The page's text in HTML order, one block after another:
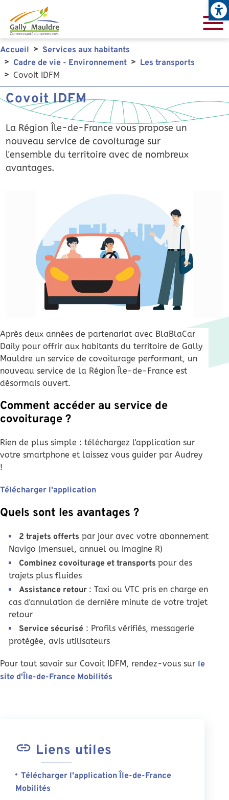
Accueil
Services aux habitants
Cadre de vie - Environnement
Les transports
Covoit IDFM
Covoit IDFM
La Région Île-de-France vous propose un
nouveau service de covoiturage sur
l'ensemble du territoire avec de nombreux
avantages.
Après deux années de partenariat avec BlaBlaCar
Daily pour offrir aux habitants du territoire de Gally
Mauldre un service de covoiturage performant, un
nouveau service de la Région Île-de-France est
désormais ouvert.
Comment accéder au service de
covoiturage ?
Rien de plus simple : téléchargez l'application sur
votre smartphone et laissez vous guider par Audrey
!
Télécharger l'application
Quels sont les avantages ?
2 trajets offerts par jour avec votre abonnement
Navigo (mensuel, annuel ou imagine R)
Combinez covoiturage et transports pour des
trajets plus fluides
Assistance retour : Taxi ou VTC pris en charge en
cas d'annulation de dernière minute de votre trajet
retour
Service sécurisé : Profils vérifiés, messagerie
protégée, avis utilisateurs
Pour tout savoir sur Covoit IDFM, rendez-vous sur le
site d'Île-de-France Mobilités
Liens utiles
Télécharger l'application Île-de-France
Mobilités